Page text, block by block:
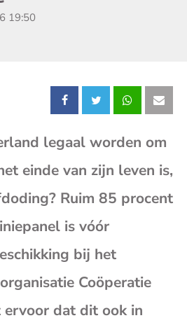
19:50
Deel
dit
bericht
op
Facebook
Deel
dit
bericht
op
X
Deel
dit dit
legaal worden om
einde van zijn leven is,
Ruim 85 procent
is vóór
bij het
Coöperatie
dat dit ook in